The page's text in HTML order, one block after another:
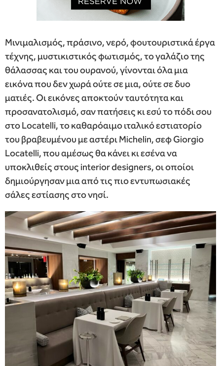
Μινιμαλισμός, πράσινο, νερό, φουτουριστικά έργα
τέχνης, μυστικιστικός φωτισμός, το γαλάζιο της
θάλασσας και του ουρανού, γίνονται όλα μια
εικόνα που δεν χωρά ούτε σε μια, ούτε σε δυο
ματιές. Οι εικόνες αποκτούν ταυτότητα και
προσανατολισμό, σαν πατήσεις κι εσύ το πόδι σου
στο Locatelli, το καθαρόαιμο ιταλικό εστιατορίο
του βραβευμένου με αστέρι Michelin, σεφ Giorgio
Locatelli, που αμέσως θα κάνει κι εσένα να
υποκλιθείς στους interior designers, οι οποίοι
δημιούργησαν μια από τις πιο εντυπωσιακές
σάλες εστίασης στο νησί.